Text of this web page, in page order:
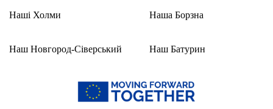
Наші Холми
Наш Новгород-Сіверський
Наша Борзна
Наш Батурин